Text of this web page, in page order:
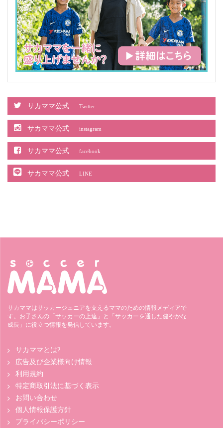
サカママ公式 Twitter
サカママ公式 instagram
サカママ公式 facebook
サカママ公式 LINE
サカママはサッカージュニアを支えるママのための情報メディアで
す。お子さんの「サッカーの上達」と「サッカーを通した健やかな
成長」に役立つ情報を発信しています。
サカママとは?
広告及び企業様向け情報
利用規約
特定商取引法に基づく表示
お問い合わせ
個人情報保護方針
プライバシーポリシー